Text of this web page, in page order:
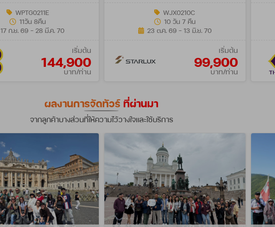
WPTG0211E
11วัน 8คืน
17 ก.ย. 69 - 28 มี.ค. 70
เริ่มต้น
144,900
บาท/ท่าน
WJX0210C
10 วัน 7 คืน
23 ต.ค. 69 - 13 มิ.ย. 70
เริ่มต้น
99,900
บาท/ท่าน
ผลงานการจัดทัวร์ ที่ผ่านมา
จากลูกค้าบางส่วนที่ให้ความไว้วางใจและใช้บริการ